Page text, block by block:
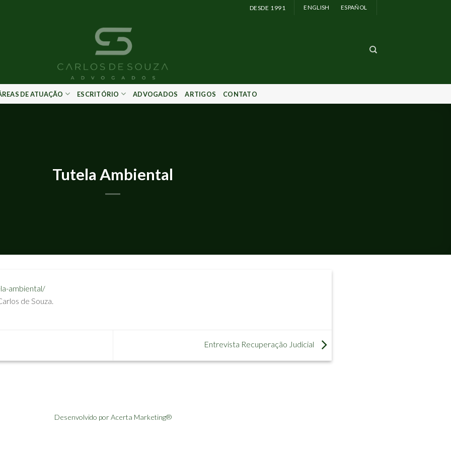
DESDE 1991 ENGLISH ESPAÑOL
DE ATUAÇÃO ESCRITÓRIO ADVOGADOS ARTIGOS CONTATO
Tutela Ambiental
ambiental/
de Souza.
Entrevista Recuperação Judicial
Desenvolvido por Acerta Marketing®